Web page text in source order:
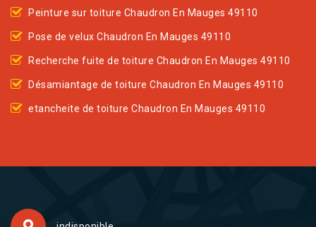
Peinture sur toiture Chaudron En Mauges 49110
Pose de velux Chaudron En Mauges 49110
Recherche fuite de toiture Chaudron En Mauges 49110
Désamiantage de toiture Chaudron En Mauges 49110
etancheite de toiture Chaudron En Mauges 49110